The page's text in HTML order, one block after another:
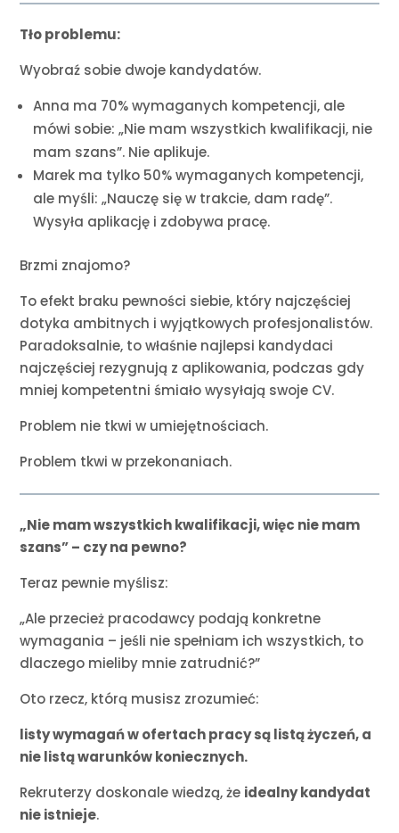
Tło problemu:
Wyobraź sobie dwoje kandydatów.
Anna ma 70% wymaganych kompetencji, ale
mówi sobie: „Nie mam wszystkich kwalifikacji, nie
mam szans”. Nie aplikuje.
Marek ma tylko 50% wymaganych kompetencji,
ale myśli: „Nauczę się w trakcie, dam radę”.
Wysyła aplikację i zdobywa pracę.
Brzmi znajomo?
To efekt braku pewności siebie, który najczęściej
dotyka ambitnych i wyjątkowych profesjonalistów.
Paradoksalnie, to właśnie najlepsi kandydaci
najczęściej rezygnują z aplikowania, podczas gdy
mniej kompetentni śmiało wysyłają swoje CV.
Problem nie tkwi w umiejętnościach.
Problem tkwi w przekonaniach.
„Nie mam wszystkich kwalifikacji, więc nie mam
szans” – czy na pewno?
Teraz pewnie myślisz:
„Ale przecież pracodawcy podają konkretne
wymagania – jeśli nie spełniam ich wszystkich, to
dlaczego mieliby mnie zatrudnić?”
Oto rzecz, którą musisz zrozumieć:
listy wymagań w ofertach pracy są listą życzeń, a
nie listą warunków koniecznych.
Rekruterzy doskonale wiedzą, że idealny kandydat
nie istnieje.